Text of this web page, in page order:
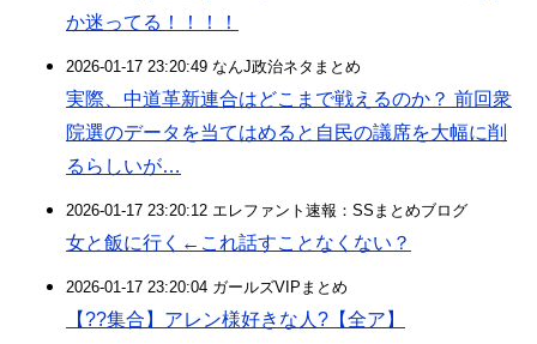
か迷ってる！！！！
2026-01-17 23:20:49 なんJ政治ネタまとめ
実際、中道革新連合はどこまで戦えるのか？ 前回衆
院選のデータを当てはめると自民の議席を大幅に削
るらしいが…
2026-01-17 23:20:12 エレファント速報：SSまとめブログ
女と飯に行く←これ話すことなくない？
2026-01-17 23:20:04 ガールズVIPまとめ
【??集合】アレン様好きな人?【全ア】